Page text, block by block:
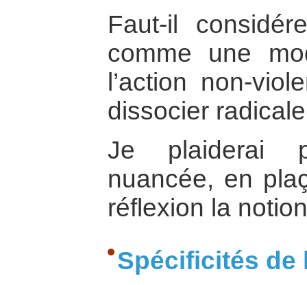
Faut-il
comme une
l’action non-
dissocier
Je plaiderai
nuancée, en
réflexion la
Spécificités de